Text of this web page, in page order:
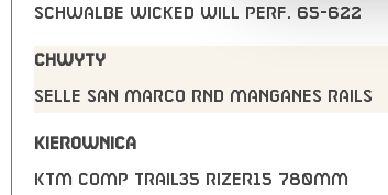
Schwalbe Wicked Will Perf. 65-622
CHWYTY
Selle San Marco RND Manganes Rails
KIEROWNICA
KTM COMP Trail35 rizer15 780mm